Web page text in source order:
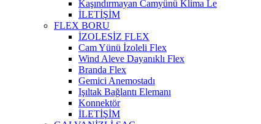
Kaşındırmayan Camyünü Klima Le
İLETİŞİM
FLEX BORU
İZOLESİZ FLEX
Cam Yünü İzoleli Flex
Wind Aleve Dayanıklı Flex
Branda Flex
Gemici Anemostadı
Işıltak Bağlantı Elemanı
Konnektör
İLETİŞİM